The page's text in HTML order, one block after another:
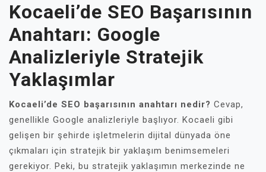
Kocaeli’de SEO Başarısının
Anahtarı: Google
Analizleriyle Stratejik
Yaklaşımlar
Kocaeli’de SEO başarısının anahtarı nedir? Cevap,
genellikle Google analizleriyle başlıyor. Kocaeli gibi
gelişen bir şehirde işletmelerin dijital dünyada öne
çıkmaları için stratejik bir yaklaşım benimsemeleri
gerekiyor. Peki, bu stratejik yaklaşımın merkezinde ne